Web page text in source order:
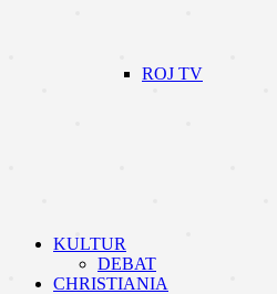
ROJ TV
KULTUR
DEBAT
CHRISTIANIA